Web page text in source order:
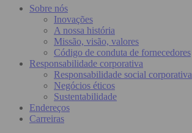
Sobre nós
Inovações
A nossa história
Missão, visão, valores
Código de conduta de fornecedores
Responsabilidade corporativa
Responsabilidade social corporativa
Negócios éticos
Sustentabilidade
Endereços
Carreiras